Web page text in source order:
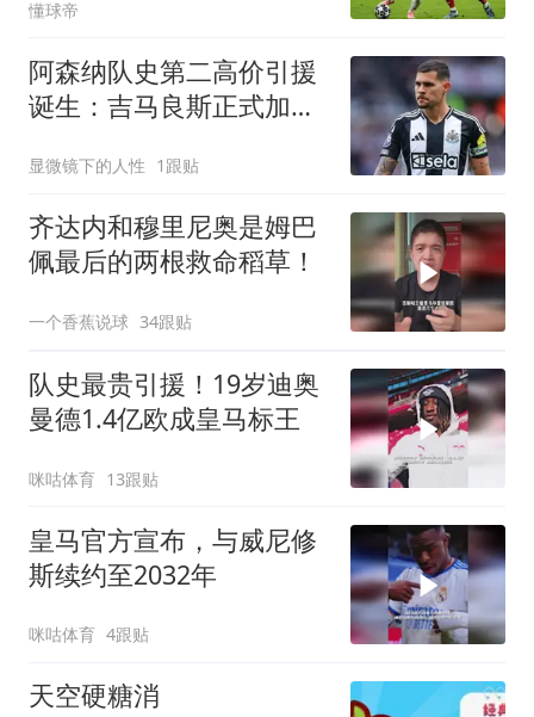
懂球帝
阿森纳队史第二高价引援
诞生：吉马良斯正式加
显微镜下的人性 1跟贴
齐达内和穆里尼奥是姆巴
佩最后的两根救命稻草！
一个香蕉说球 34跟贴
队史最贵引援！19岁迪奥
曼德1.4亿欧成皇马标王
咪咕体育 13跟贴
皇马官方宣布，与威尼修
斯续约至2032年
咪咕体育 4跟贴
天空硬糖消